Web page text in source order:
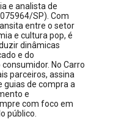
e analista de
SP). Com
entre o setor
e cultura pop, é
dinâmicas
e do
No Carro
parceiros, assina
guias de compra a
e
com foco em
público.